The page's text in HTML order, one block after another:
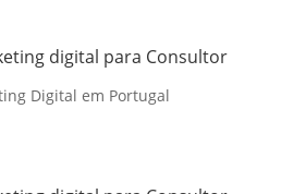
digital para Consultor
Digital em Portugal